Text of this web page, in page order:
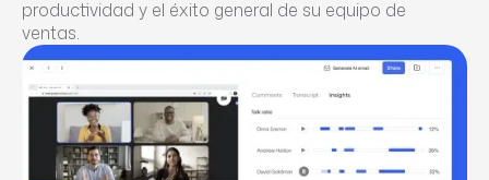
productividad y el éxito general de su equipo de
ventas.